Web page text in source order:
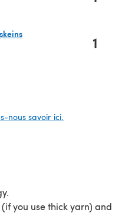
1
nous savoir ici.
(if you use thick yarn) and